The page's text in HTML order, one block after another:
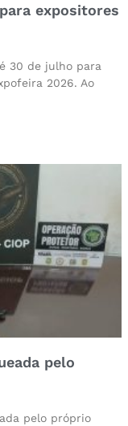
expositores
30 de julho para
2026. Ao
pelo
pelo próprio